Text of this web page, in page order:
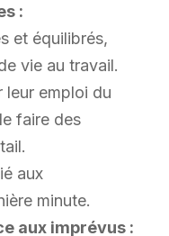
:
et équilibrés,
vie au travail.
leur emploi du
faire des
aux
minute.
aux imprévus :